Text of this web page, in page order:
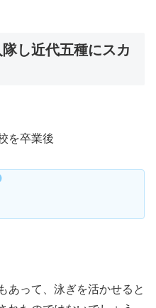
し近代五種にスカ
を卒業後
あって、泳ぎを活かせると